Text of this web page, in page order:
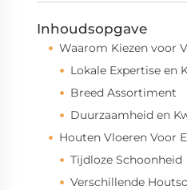
Inhoudsopgave
Waarom Kiezen voor
Lokale Expertise en
Breed Assortiment
Duurzaamheid en
Houten Vloeren Voor
Tijdloze Schoonheid
Verschillende